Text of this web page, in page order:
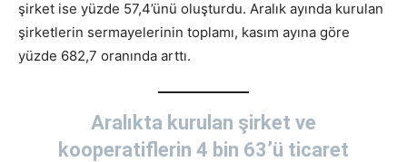
şirket ise yüzde 57,4’ünü oluşturdu. Aralık ayında kurulan
şirketlerin sermayelerinin toplamı, kasım ayına göre
yüzde 682,7 oranında arttı.
Aralıkta kurulan şirket ve
kooperatiflerin 4 bin 63’ü ticaret